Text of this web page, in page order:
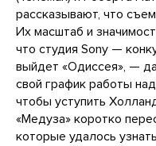
рассказывают, что
Их масштаб и
что студия Sony —
выйдет «Одиссея», —
свой график работы
чтобы уступить
«Медуза» коротко
которые удалось